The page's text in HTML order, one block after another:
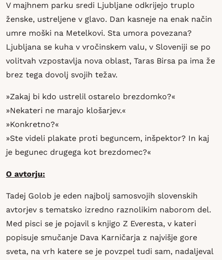
V majhnem parku sredi Ljubljane odkrijejo truplo
ženske, ustreljene v glavo. Dan kasneje na enak način
umre moški na Metelkovi. Sta umora povezana?
Ljubljana se kuha v vročinskem valu, v Sloveniji se po
volitvah vzpostavlja nova oblast, Taras Birsa pa ima že
brez tega dovolj svojih težav.
»Zakaj bi kdo ustrelil ostarelo brezdomko?«
»Nekateri ne marajo klošarjev.«
»Konkretno?«
»Ste videli plakate proti beguncem, inšpektor? In kaj
je begunec drugega kot brezdomec?«
O avtorju:
Tadej Golob je eden najbolj samosvojih slovenskih
avtorjev s tematsko izredno raznolikim naborom del.
Med pisci se je pojavil s knjigo Z Everesta, v kateri
popisuje smučanje Dava Karničarja z najvišje gore
sveta, na vrh katere se je povzpel tudi sam, nadaljeval